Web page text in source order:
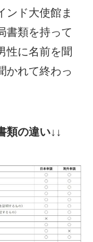
ンド大使館ま
書類を持って
性に名前を聞
かれて終わっ
類の違い↓↓